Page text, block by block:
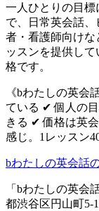
一人ひとりの目
で、日常英会話
者・看護師向けな
ッスンを提供して
格です。
《bわたしの英会
ている ✔ 個人の
きる ✔ 価格は英
感じ。1レッスン
bわたしの英会話
「bわたしの英
都渋谷区円山町5-